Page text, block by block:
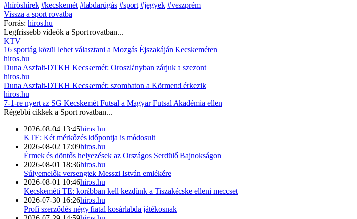
#híröshírek #kecskemét #labdarúgás #sport #jegyek #veszprém
Vissza a sport rovatba
Forrás: hiros.hu
Legfrissebb videók a Sport rovatban...
KTV
16 sportág közül lehet választani a Mozgás Éjszakáján Kecskeméten
hiros.hu
Duna Aszfalt-DTKH Kecskemét: Oroszlányban zárjuk a szezont
hiros.hu
Duna Aszfalt-DTKH Kecskemét: szombaton a Körmend érkezik
hiros.hu
7-1-re nyert az SG Kecskemét Futsal a Magyar Futsal Akadémia ellen
Régebbi cikkek a Sport rovatban...
2026-08-04 13:45hiros.hu
KTE: Két mérkőzés időpontja is módosult
2026-08-02 17:09hiros.hu
Érmek és döntős helyezések az Országos Serdülő Bajnokságon
2026-08-01 18:36hiros.hu
Súlyemelők versengtek Messzi István emlékére
2026-08-01 10:46hiros.hu
Kecskeméti TE: korábban kell kezdünk a Tiszakécske elleni meccset
2026-07-30 16:26hiros.hu
Profi szerződés négy fiatal kosárlabda játékosnak